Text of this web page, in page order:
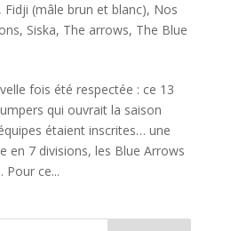
, Fidji (mâle brun et blanc), Nos
, Siska, The arrows, The Blue
fois été respectée : ce 13
qui ouvrait la saison
étaient inscrites… une
en 7 divisions, les Blue Arrows
Pour ce...